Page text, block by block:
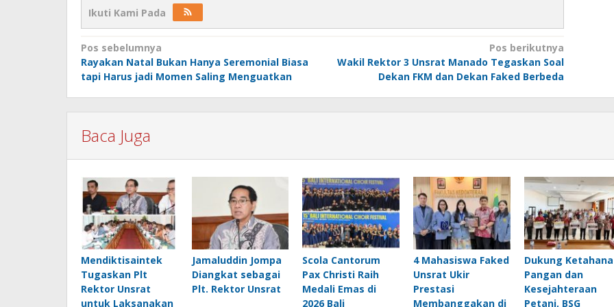
Ikuti Kami Pada
Navigasi
pos
Pos sebelumnya
Rayakan Natal Bukan Hanya Seremonial Biasa
tapi Harus jadi Momen Saling Menguatkan
Pos berikutnya
Wakil Rektor 3 Unsrat Manado Tegaskan Soal
Dekan FKM dan Dekan Faked Berbeda
Baca Juga
Mendiktisaintek
Tugaskan Plt
Rektor Unsrat
untuk Laksanakan
Jamaluddin Jompa
Diangkat sebagai
Plt. Rektor Unsrat
Scola Cantorum
Pax Christi Raih
Medali Emas di
2026 Bali
4 Mahasiswa Faked
Unsrat Ukir
Prestasi
Membanggakan di
Dukung
Pangan dan
Kesejahteraan
Petani, BSG